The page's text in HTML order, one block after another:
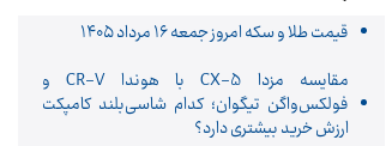
قیمت طلا و سکه امروز جمعه ۱۶ مرداد ۱۴۰۵
مقایسه مزدا CX-5 با هوندا CR-V و
فولکس‌واگن تیگوان؛ کدام شاسی‌بلند کامپکت
ارزش خرید بیشتری دارد؟